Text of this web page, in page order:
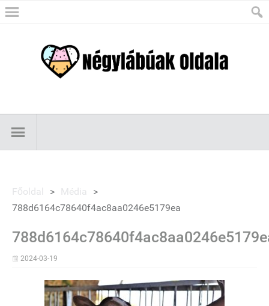
Főoldal > Média
>
788d6164c78640f4ac8aa0246e5179ea
2024-03-19